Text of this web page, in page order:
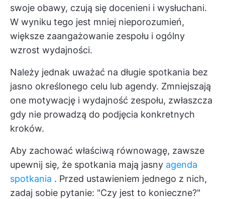
swoje obawy, czują się docenieni i wysłuchani.
W wyniku tego jest mniej nieporozumień,
większe zaangażowanie zespołu i ogólny
wzrost wydajności.
Należy jednak uważać na długie spotkania bez
jasno określonego celu lub agendy. Zmniejszają
one motywację i wydajność zespołu, zwłaszcza
gdy nie prowadzą do podjęcia konkretnych
kroków.
Aby zachować właściwą równowagę, zawsze
upewnij się, że spotkania mają jasny agenda
spotkania . Przed ustawieniem jednego z nich,
zadaj sobie pytanie: "Czy jest to konieczne?"